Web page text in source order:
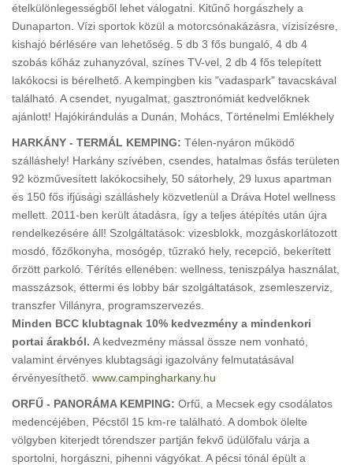
ételkülönlegességből lehet válogatni. Kitűnő horgászhely a
Dunaparton. Vízi sportok közül a motorcsónakázásra, vízisízésre,
kishajó bérlésére van lehetőség. 5 db 3 fős bungaló, 4 db 4
szobás kőház zuhanyzóval, színes TV-vel, 2 db 4 fős telepített
lakókocsi is bérelhető. A kempingben kis "vadaspark" tavacskával
található. A csendet, nyugalmat, gasztronómiát kedvelőknek
ajánlott! Hajókirándulás a Dunán, Mohács, Történelmi Emlékhely
HARKÁNY - TERMÁL KEMPING: Télen-nyáron működő
szálláshely! Harkány szívében, csendes, hatalmas ősfás területen
92 közművesített lakókocsihely, 50 sátorhely, 29 luxus apartman
és 150 fős ifjúsági szálláshely közvetlenül a Dráva Hotel wellness
mellett. 2011-ben került átadásra, így a teljes átépítés után újra
rendelkezésére áll! Szolgáltatások: vizesblokk, mozgáskorlátozott
mosdó, főzőkonyha, mosógép, tűzrakó hely, recepció, bekerített
őrzött parkoló. Térítés ellenében: wellness, teniszpálya használat,
masszázsok, éttermi és lobby bár szolgáltatások, zsemleszerviz,
transzfer Villányra, programszervezés.
Minden BCC klubtagnak 10% kedvezmény a mindenkori
portai árakból. A kedvezmény mással össze nem vonható,
valamint érvényes klubtagsági igazolvány felmutatásával
érvényesíthető. www.campingharkany.hu
ORFŰ - PANORÁMA KEMPING: Orfű, a Mecsek egy csodálatos
medencéjében, Pécstől 15 km-re található. A dombok ölelte
völgyben kiterjedt tórendszer partján fekvő üdülőfalu várja a
sportolni, horgászni, pihenni vágyókat. A pécsi tónál épült a